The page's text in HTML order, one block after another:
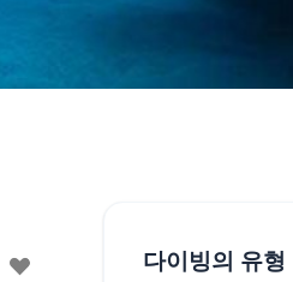
다이빙의 유형